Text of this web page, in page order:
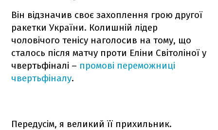
Він відзначив своє захоплення грою другої
ракетки України. Колишній лідер
чоловічого тенісу наголосив на тому, що
сталось після матчу проти Еліни Світоліної у
чвертьфіналі – промові переможниці
чвертьфіналу.
Передусім, я великий її прихильник.